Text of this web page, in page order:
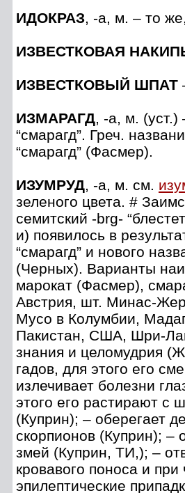
ИДОКРАЗ, -а, м. – то
ИЗВЕСТКОВАЯ
ИЗВЕСТКОВЫЙ ШПАТ
ИЗМАРАГД, -а, м.
“смарагд”. Греч.
“смарагд” (Фасмер).
ИЗУМРУД, -а, м. см.
зеленого цвета. #
семитский -brg-
и) появилось в
“смарагд” и нового
(Черных). Варианты
марокат (Фасмер),
Австрия, шт. Минас-
Мусо в Колумбии,
Пакистан, США, Шри-
знания и целомудрия
гадов, для этого его
излечивает болезни
этого его растирают с
(Куприн); – оберегает
скорпионов (Куприн); –
змей (Куприн, ТИ,); –
кровавого поноса и
эпилептические